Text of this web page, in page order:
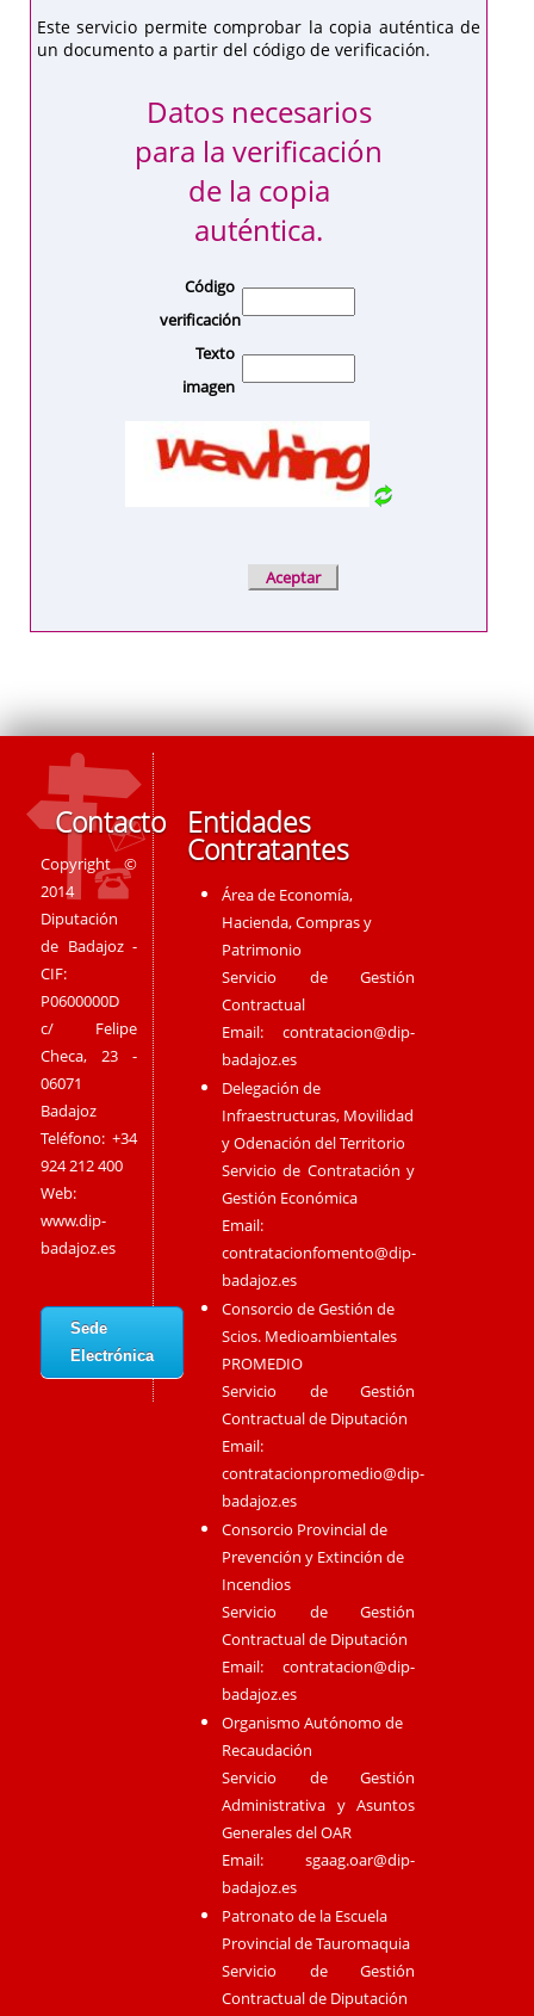
Este servicio permite comprobar la copia auténtica de
un documento a partir del código de verificación.
Datos necesarios
para la verificación
de la copia
auténtica.
Código
verificación
Texto
imagen
Contacto
Copyright ©
2014
Diputación
de Badajoz -
CIF:
P0600000D
c/ Felipe
Checa, 23 -
06071
Badajoz
Teléfono: +34
924 212 400
Web:
www.dip-
badajoz.es
Sede
Electrónica
Entidades
Contratantes
Área de Economía,
Hacienda, Compras y
Patrimonio
Servicio de Gestión
Contractual
Email:contratacion@dip-
badajoz.es
Delegación de
Infraestructuras, Movilidad
y Odenación del Territorio
Servicio de Contratación y
Gestión Económica
Email:
contratacionfomento@dip-
badajoz.es
Consorcio de Gestión de
Scios. Medioambientales
PROMEDIO
Servicio de Gestión
Contractual de Diputación
Email:
contratacionpromedio@dip-
badajoz.es
Consorcio Provincial de
Prevención y Extinción de
Incendios
Servicio de Gestión
Contractual de Diputación
Email:contratacion@dip-
badajoz.es
Organismo Autónomo de
Recaudación
Servicio de Gestión
Administrativa y Asuntos
Generales del OAR
Email:sgaag.oar@dip-
badajoz.es
Patronato de la Escuela
Provincial de Tauromaquia
Servicio de Gestión
Contractual de Diputación